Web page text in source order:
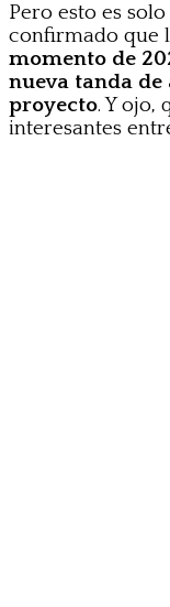
Pero esto es
confirmado que
momento de
nueva tanda de
proyecto. Y ojo,
interesantes